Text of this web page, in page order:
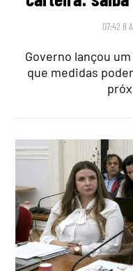
07:42 8
Governo lançou
que medidas